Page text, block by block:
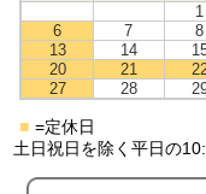
1
6
7 8
13
14
20
21
27
28
■ =定休日
土日祝日を除く平日の